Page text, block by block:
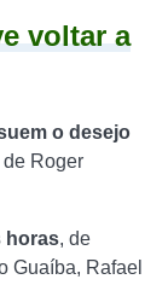
voltar a
o desejo
Roger
horas, de
Guaíba, Rafael